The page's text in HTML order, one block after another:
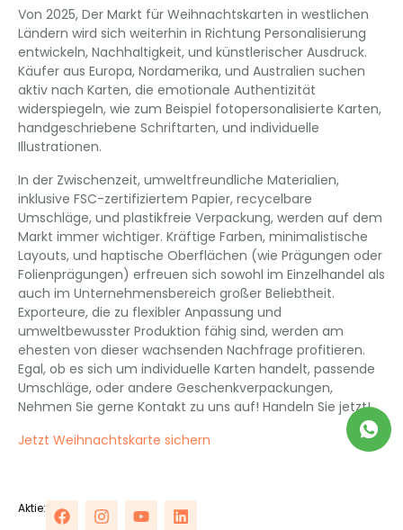
Von 2025, Der Markt für Weihnachtskarten in westlichen
Ländern wird sich weiterhin in Richtung Personalisierung
entwickeln, Nachhaltigkeit, und künstlerischer Ausdruck.
Käufer aus Europa, Nordamerika, und Australien suchen
aktiv nach Karten, die emotionale Authentizität
widerspiegeln, wie zum Beispiel fotopersonalisierte Karten,
handgeschriebene Schriftarten, und individuelle
Illustrationen.
In der Zwischenzeit, umweltfreundliche Materialien,
inklusive FSC-zertifiziertem Papier, recycelbare
Umschläge, und plastikfreie Verpackung, werden auf dem
Markt immer wichtiger. Kräftige Farben, minimalistische
Layouts, und haptische Oberflächen (wie Prägungen oder
Folienprägungen) erfreuen sich sowohl im Einzelhandel als
auch im Unternehmensbereich großer Beliebtheit.
Exporteure, die zu flexibler Anpassung und
umweltbewusster Produktion fähig sind, werden am
ehesten von dieser wachsenden Nachfrage profitieren.
Egal, ob es sich um individuelle Karten handelt, passende
Umschläge, oder andere Geschenkverpackungen,
Nehmen Sie gerne Kontakt zu uns auf! Handeln Sie jetzt!
Jetzt Weihnachtskarte sichern
Aktie: